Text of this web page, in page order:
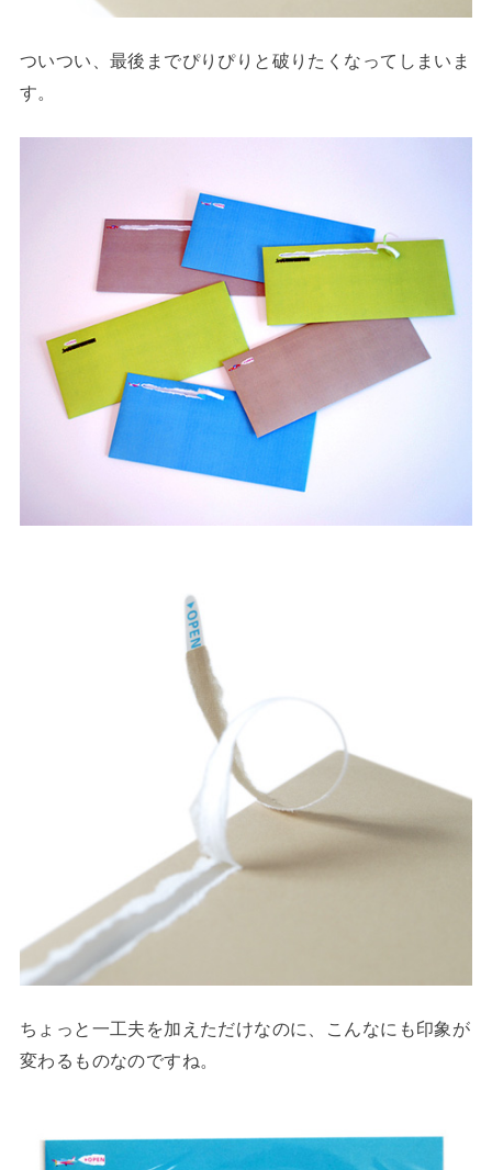
ついつい、最後までぴりぴりと破りたくなってしまいま
す。
ちょっと一工夫を加えただけなのに、こんなにも印象が
変わるものなのですね。